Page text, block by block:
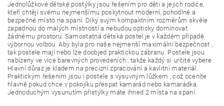
Jednolůžkové dětské postýlky jsou řešením pro děti a jejich rodiče,
kteří chtějí svému nejmenšímu poskytnout moderní, pohodlné a
bezpečné místo na spaní. Díky svým kompaktním rozměrům skvěle
zapadnou do malých místností a nebudou opticky dominovat
žádnému prostoru. Samostatná dětská postel je v každém případě
výbornou volbou. Aby byla pro naše nejmenší maximální bezpečnost ,
tak postele mají nebo lze doobjed praktickou zábranu. Postele jsou
nabízeny ve více barevných provedeních , takže každý si určité vybere .
Hlavní důraz je kladem na precizní zpracování a kavlitní materiál.
Praktickým řešením jsou i postele s výsuvným lůžkem , což oceníte
hlavně pokud chce v pokojíku přespat kamarád nebo kamarádka.
Jednoduchým vysunutím přistýlky máte ihned 2 místa na spaní.